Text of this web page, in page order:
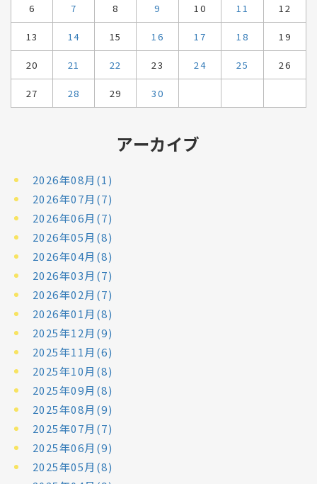
6 7 8 9 10 11 12
13 14 15 16 17 18 19
20 21 22 23 24 25 26
27 28 29 30
アーカイブ
2026年08月(1)
2026年07月(7)
2026年06月(7)
2026年05月(8)
2026年04月(8)
2026年03月(7)
2026年02月(7)
2026年01月(8)
2025年12月(9)
2025年11月(6)
2025年10月(8)
2025年09月(8)
2025年08月(9)
2025年07月(7)
2025年06月(9)
2025年05月(8)